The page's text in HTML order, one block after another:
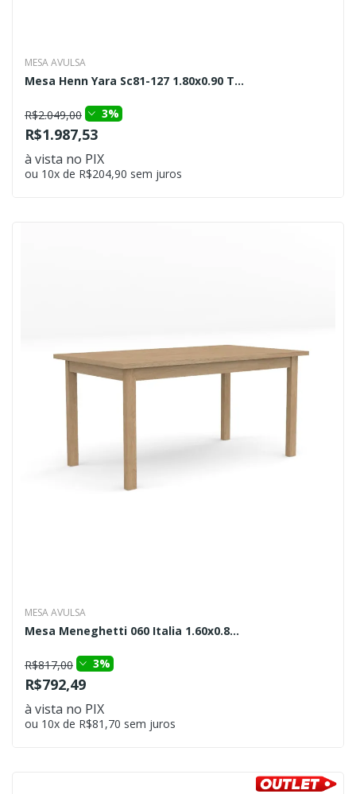
MESA AVULSA
Mesa Henn Yara Sc81-127 1.80x0.90 T...
R$2.049,00 3%
R$1.987,53
à vista no PIX
ou 10x de R$204,90 sem juros
MESA AVULSA
Mesa Meneghetti 060 Italia 1.60x0.8...
R$817,00 3%
R$792,49
à vista no PIX
ou 10x de R$81,70 sem juros